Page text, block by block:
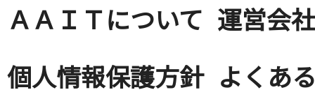
ＡＡＩＴについて 運営会社
個人情報保護方針 よくあ